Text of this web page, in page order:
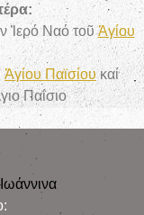
Ἱερό Ναό τοῦἉγίου
Ἁγίου Παϊσίουκαί
Παΐσιο